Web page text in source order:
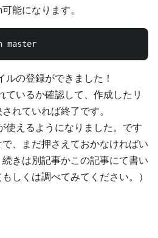
能になります。
の登録ができました！
いるか確認して、作成したリ
れていれば終了です。
使えるようになりました。です
、まだ押さえておかなければい
きは別記事かこの記事にて書い
しくは調べてみてください。）